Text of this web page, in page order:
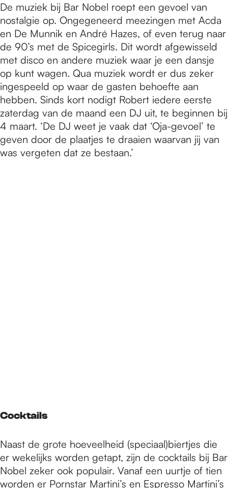
De muziek bij Bar Nobel roept een gevoel van
nostalgie op. Ongegeneerd meezingen met Acda
en De Munnik en André Hazes, of even terug naar
de 90’s met de Spicegirls. Dit wordt afgewisseld
met disco en andere muziek waar je een dansje
op kunt wagen. Qua muziek wordt er dus zeker
ingespeeld op waar de gasten behoefte aan
hebben. Sinds kort nodigt Robert iedere eerste
zaterdag van de maand een DJ uit, te beginnen bij
4 maart. ‘De DJ weet je vaak dat ‘Oja-gevoel’ te
geven door de plaatjes te draaien waarvan jij van
was vergeten dat ze bestaan.’
Cocktails
Naast de grote hoeveelheid (speciaal)biertjes die
er wekelijks worden getapt, zijn de cocktails bij Bar
Nobel zeker ook populair. Vanaf een uurtje of tien
worden er Pornstar Martini’s en Espresso Martini’s